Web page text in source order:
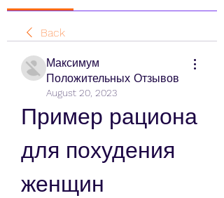
Back
Максимум
Положительных Отзывов
August 20, 2023
Пример рациона
для похудения
женщин